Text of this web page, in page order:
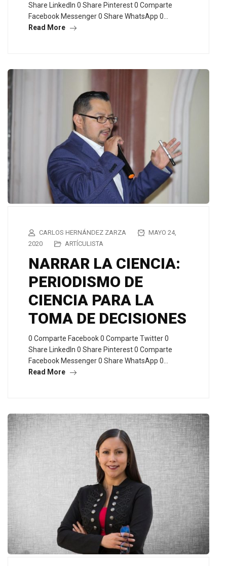
Share LinkedIn 0 Share Pinterest 0 Comparte
Facebook Messenger 0 Share WhatsApp 0…
Read More
CARLOS HERNÁNDEZ ZARZA
MAYO 24,
2020
ARTÍCULISTA
NARRAR LA CIENCIA:
PERIODISMO DE
CIENCIA PARA LA
TOMA DE DECISIONES
0 Comparte Facebook 0 Comparte Twitter 0
Share LinkedIn 0 Share Pinterest 0 Comparte
Facebook Messenger 0 Share WhatsApp 0…
Read More